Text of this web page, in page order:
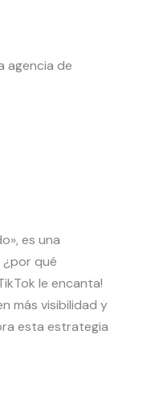
agencia de
es una
¿por qué
le encanta!
más visibilidad y
esta estrategia